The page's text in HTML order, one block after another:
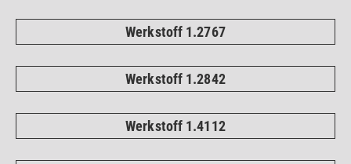
Werkstoff 1.2767
Werkstoff 1.2842
Werkstoff 1.4112